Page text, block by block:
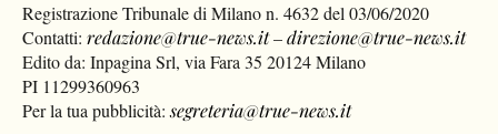
Registrazione Tribunale di Milano n. 4632 del 03/06/2020
Contatti:redazione@true-news.it–direzione@true-news.it
Edito da: Inpagina Srl, via Fara 35 20124 Milano
PI 11299360963
Per la tua pubblicità:segreteria@true-news.it